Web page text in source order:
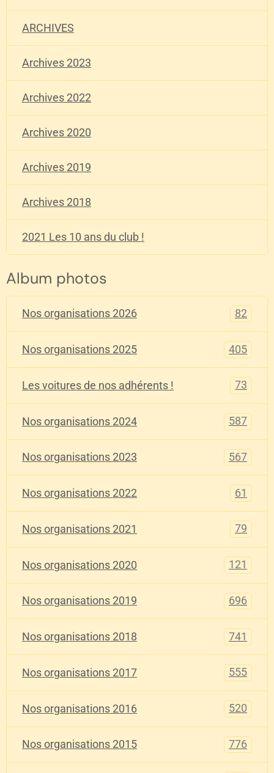
ARCHIVES
Archives 2023
Archives 2022
Archives 2020
Archives 2019
Archives 2018
2021 Les 10 ans du club !
Album photos
Nos organisations 2026 82
Nos organisations 2025 405
Les voitures de nos adhérents ! 73
Nos organisations 2024 587
Nos organisations 2023 567
Nos organisations 2022 61
Nos organisations 2021 79
Nos organisations 2020 121
Nos organisations 2019 696
Nos organisations 2018 741
Nos organisations 2017 555
Nos organisations 2016 520
Nos organisations 2015 776